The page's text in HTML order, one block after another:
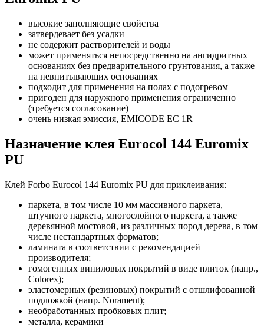
высокие заполняющие свойства
затвердевает без усадки
не содержит растворителей и воды
может применяться непосредственно на ангидритных
основаниях без предварительного грунтования, а также
на невпитывающих основаниях
подходит для применения на полах с подогревом
пригоден для наружного применения ограниченно
(требуется согласование)
очень низкая эмиссия, EMICODE EC 1R
Назначение клея Eurocol 144 Euromix
PU
Клей Forbo Eurocol 144 Euromix PU для приклеивания:
паркета, в том числе 10 мм массивного паркета,
штучного паркета, многослойного паркета, а также
деревянной мостовой, из различных пород дерева, в том
числе нестандартных форматов;
ламината в соответствии с рекомендацией
производителя;
гомогенных виниловых покрытий в виде плиток (напр.,
Соlorex);
эластомерных (резиновых) покрытий с отшлифованной
подложкой (напр. Norament);
необработанных пробковых плит;
металла, керамики